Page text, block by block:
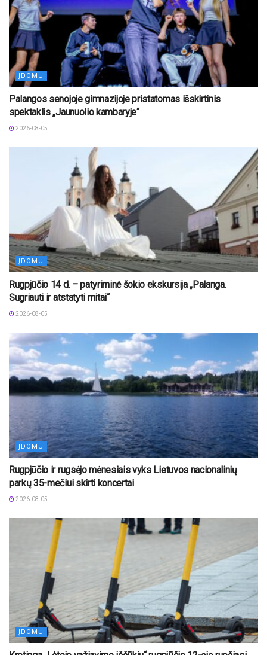
ĮDOMU
Palangos senojoje gimnazijoje pristatomas išskirtinis
spektaklis „Jaunuolio kambaryje“
2026-08-05
ĮDOMU
Rugpjūčio 14 d. – patyriminė šokio ekskursija „Palanga.
Sugriauti ir atstatyti mitai“
2026-08-05
ĮDOMU
Rugpjūčio ir rugsėjo mėnesiais vyks Lietuvos nacionalinių
parkų 35-mečiui skirti koncertai
2026-08-05
ĮDOMU